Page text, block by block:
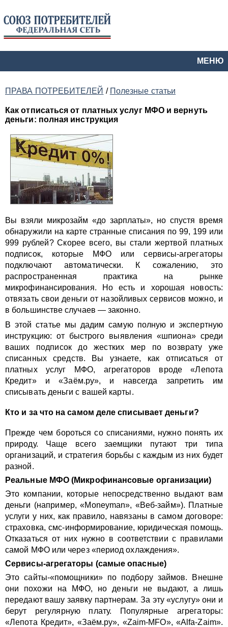
МЕНЮ
ПРАВА ПОТРЕБИТЕЛЕЙ / Полезные статьи
Как отписаться от платных услуг МФО и вернуть
деньги: полная инструкция
Вы взяли микрозайм «до зарплаты», но спустя время
обнаружили на карте странные списания по 99, 199 или
999 рублей? Скорее всего, вы стали жертвой платных
подписок, которые МФО или сервисы-агрегаторы
подключают автоматически. К сожалению, это
распространенная практика на рынке
микрофинансирования. Но есть и хорошая новость:
отвязать свои деньги от назойливых сервисов можно, и
в большинстве случаев — законно.
В этой статье мы дадим самую полную и экспертную
инструкцию: от быстрого выявления «шпиона» среди
ваших подписок до жестких мер по возврату уже
списанных средств. Вы узнаете, как отписаться от
платных услуг МФО, агрегаторов вроде «Лепота
Кредит» и «Заём.ру», и навсегда запретить им
списывать деньги с вашей карты.
Кто и за что на самом деле списывает деньги?
Прежде чем бороться со списаниями, нужно понять их
природу. Чаще всего заемщики путают три типа
организаций, и стратегия борьбы с каждым из них будет
разной.
Реальные МФО (Микрофинансовые организации)
Это компании, которые непосредственно выдают вам
деньги (например, «Moneyman», «Веб-займ»). Платные
услуги у них, как правило, навязаны в самом договоре:
страховка, смс-информирование, юридическая помощь.
Отказаться от них нужно в соответствии с правилами
самой МФО или через «период охлаждения».
Сервисы-агрегаторы (самые опасные)
Это сайты-«помощники» по подбору займов. Внешне
они похожи на МФО, но деньги не выдают, а лишь
передают вашу заявку партнерам. За эту «услугу» они и
берут регулярную плату. Популярные агрегаторы:
«Лепота Кредит», «Заём.ру», «Zaim-MFO», «Alfa-Zaim».